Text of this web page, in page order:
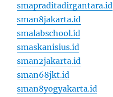
smapraditadirgantara.id
sman8jakarta.id
smalabschool.id
smaskanisius.id
sman2jakarta.id
sman68jkt.id
sman8yogyakarta.id